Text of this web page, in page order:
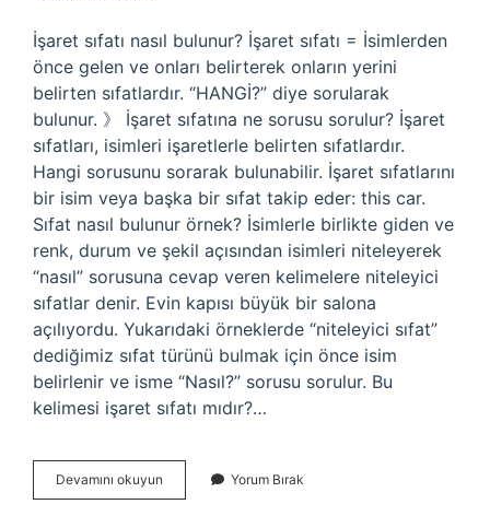
İşaret sıfatı nasıl bulunur? İşaret sıfatı = İsimlerden
önce gelen ve onları belirterek onların yerini
belirten sıfatlardır. “HANGİ?” diye sorularak
bulunur. 》 İşaret sıfatına ne sorusu sorulur? İşaret
sıfatları, isimleri işaretlerle belirten sıfatlardır.
Hangi sorusunu sorarak bulunabilir. İşaret sıfatlarını
bir isim veya başka bir sıfat takip eder: this car.
Sıfat nasıl bulunur örnek? İsimlerle birlikte giden ve
renk, durum ve şekil açısından isimleri niteleyerek
“nasıl” sorusuna cevap veren kelimelere niteleyici
sıfatlar denir. Evin kapısı büyük bir salona
açılıyordu. Yukarıdaki örneklerde “niteleyici sıfat”
dediğimiz sıfat türünü bulmak için önce isim
belirlenir ve isme “Nasıl?” sorusu sorulur. Bu
kelimesi işaret sıfatı mıdır?…
Devamını okuyun
Sıfatı
Yorum Bırak